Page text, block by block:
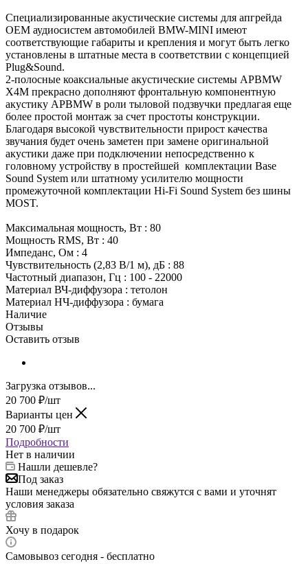
Специализированные акустические системы для апгрейда
ОЕМ аудиосистем автомобилей BMW-MINI имеют
соответствующие габариты и крепления и могут быть легко
установлены в штатные места в соответствии с концепцией
Plug&Sound.
2-полосные коаксиальные акустические системы APBMW
Х4M прекрасно дополняют фронтальную компонентную
акустику APBMW в роли тыловой подзвучки предлагая еще
более простой монтаж за счет простоты конструкции.
Благодаря высокой чувствительности прирост качества
звучания будет очень заметен при замене оригинальной
акустики даже при подключении непосредственно к
головному устройству в простейшей комплектации Base
Sound System или штатному усилителю мощности
промежуточной комплектации Hi-Fi Sound System без шины
MOST.
Максимальная мощность, Вт : 80
Мощность RMS, Вт : 40
Импеданс, Ом : 4
Чувствительность (2,83 В/1 м), дБ : 88
Частотный диапазон, Гц : 100 - 22000
Материал ВЧ-диффузора : тетолон
Материал НЧ-диффузора : бумага
Наличие
Отзывы
Оставить отзыв
Загрузка отзывов...
20 700 ₽/шт
Варианты цен
20 700 ₽/шт
Подробности
Нет в наличии
Нашли дешевле?
Под заказ
Наши менеджеры обязательно свяжутся с вами и уточнят
условия заказа
Хочу в подарок
Самовывоз сегодня - бесплатно